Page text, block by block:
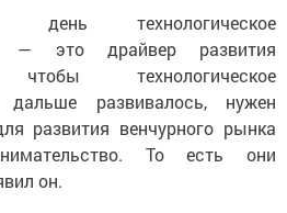
день технологическое
— это драйвер развития
технологическое
дальше развивалось, нужен
развития венчурного рынка
То есть они
он.